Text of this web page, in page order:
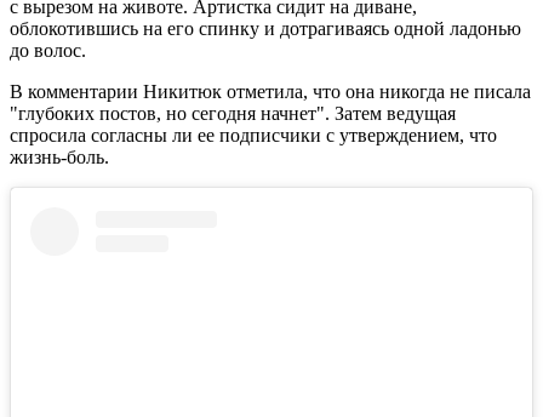
с вырезом на животе. Артистка сидит на диване,
облокотившись на его спинку и дотрагиваясь одной ладонью
до волос.
В комментарии Никитюк отметила, что она никогда не писала
"глубоких постов, но сегодня начнет". Затем ведущая
спросила согласны ли ее подписчики с утверждением, что
жизнь-боль.